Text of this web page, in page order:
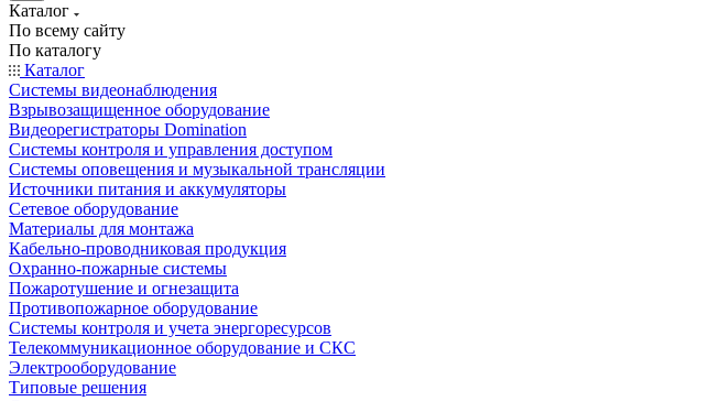
Каталог
По всему сайту
По каталогу
Каталог
Системы видеонаблюдения
Взрывозащищенное оборудование
Видеорегистраторы Domination
Системы контроля и управления доступом
Системы оповещения и музыкальной трансляции
Источники питания и аккумуляторы
Сетевое оборудование
Материалы для монтажа
Кабельно-проводниковая продукция
Охранно-пожарные системы
Пожаротушение и огнезащита
Противопожарное оборудование
Системы контроля и учета энергоресурсов
Телекоммуникационное оборудование и СКС
Электрооборудование
Типовые решения